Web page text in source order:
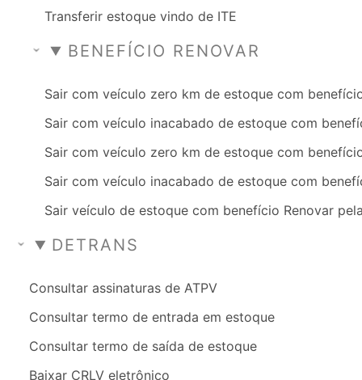
Transferir estoque vindo de ITE
BENEFÍCIO RENOVAR
Sair com veículo zero km de estoque com
Sair com veículo inacabado de estoque com
Sair com veículo zero km de estoque com
Sair com veículo inacabado de estoque com
Sair veículo de estoque com benefício Renovar
DETRANS
Consultar assinaturas de ATPV
Consultar termo de entrada em estoque
Consultar termo de saída de estoque
Baixar CRLV eletrônico